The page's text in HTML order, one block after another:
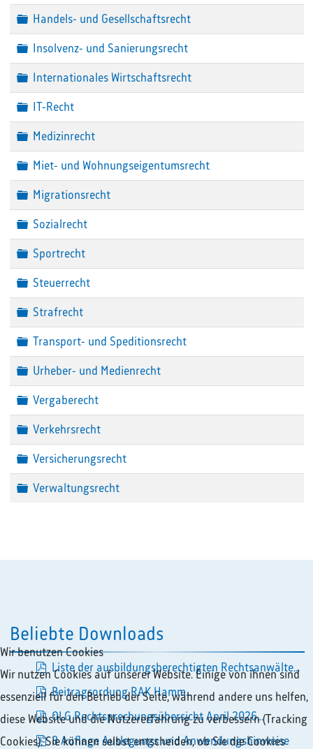
Ordner
Handels- und Gesellschaftsrecht
Ordner
Insolvenz- und Sanierungsrecht
Ordner
Internationales Wirtschaftsrecht
Ordner
IT-Recht
Ordner
Medizinrecht
Ordner
Miet- und Wohnungseigentumsrecht
Ordner
Migrationsrecht
Ordner
Sozialrecht
Ordner
Sportrecht
Ordner
Steuerrecht
Ordner
Strafrecht
Ordner
Transport- und Speditionsrecht
Ordner
Urheber- und Medienrecht
Ordner
Vergaberecht
Ordner
Verkehrsrecht
Ordner
Versicherungsrecht
Ordner
Verwaltungsrecht
Beliebte Downloads
pdf
Liste der ausbildungsberechtigten Rechtsanwälte...
pdf
Beitragsordung RAK Hamm...
pdf
OLG Rechtsprechungsübersicht April 2026...
8 Auflage Auslegungs und Anwendungshinweise
Wir benutzen Cookies
Wir nutzen Cookies auf unserer Website. Einige von ihnen sind
essenziell für den Betrieb der Seite, während andere uns helfen,
diese Website und die Nutzererfahrung zu verbessern (Tracking
Cookies). Sie können selbst entscheiden, ob Sie die Cookies